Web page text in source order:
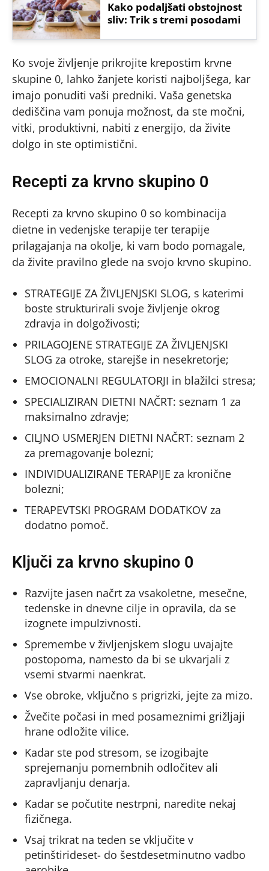
Kako podaljšati obstojnost
sliv: Trik s tremi posodami
Ko svoje življenje prikrojite krepostim krvne
skupine 0, lahko žanjete koristi najboljšega, kar
imajo ponuditi vaši predniki. Vaša genetska
dediščina vam ponuja možnost, da ste močni,
vitki, produktivni, nabiti z energijo, da živite
dolgo in ste optimistični.
Recepti za krvno skupino 0
Recepti za krvno skupino 0 so kombinacija
dietne in vedenjske terapije ter terapije
prilagajanja na okolje, ki vam bodo pomagale,
da živite pravilno glede na svojo krvno skupino.
STRATEGIJE ZA ŽIVLJENJSKI SLOG, s katerimi
boste strukturirali svoje življenje okrog
zdravja in dolgoživosti;
PRILAGOJENE STRATEGIJE ZA ŽIVLJENJSKI
SLOG za otroke, starejše in nesekretorje;
EMOCIONALNI REGULATORJI in blažilci stresa;
SPECIALIZIRAN DIETNI NAČRT: seznam 1 za
maksimalno zdravje;
CILJNO USMERJEN DIETNI NAČRT: seznam 2
za premagovanje bolezni;
INDIVIDUALIZIRANE TERAPIJE za kronične
bolezni;
TERAPEVTSKI PROGRAM DODATKOV za
dodatno pomoč.
Ključi za krvno skupino 0
Razvijte jasen načrt za vsakoletne, mesečne,
tedenske in dnevne cilje in opravila, da se
izognete impulzivnosti.
Spremembe v življenjskem slogu uvajajte
postopoma, namesto da bi se ukvarjali z
vsemi stvarmi naenkrat.
Vse obroke, vključno s prigrizki, jejte za mizo.
Žvečite počasi in med posameznimi grižljaji
hrane odložite vilice.
Kadar ste pod stresom, se izogibajte
sprejemanju pomembnih odločitev ali
zapravljanju denarja.
Kadar se počutite nestrpni, naredite nekaj
fizičnega.
Vsaj trikrat na teden se vključite v
petinštirideset- do šestdesetminutno vadbo